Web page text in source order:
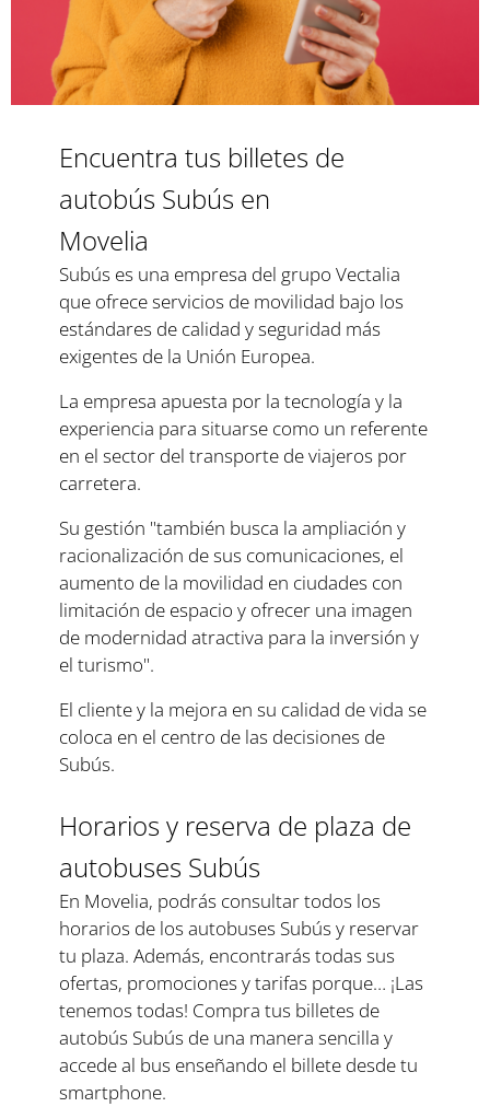
Encuentra tus billetes de
autobús Subús en
Movelia
Subús es una empresa del grupo Vectalia
que ofrece servicios de movilidad bajo los
estándares de calidad y seguridad más
exigentes de la Unión Europea.
La empresa apuesta por la tecnología y la
experiencia para situarse como un referente
en el sector del transporte de viajeros por
carretera.
Su gestión "también busca la ampliación y
racionalización de sus comunicaciones, el
aumento de la movilidad en ciudades con
limitación de espacio y ofrecer una imagen
de modernidad atractiva para la inversión y
el turismo".
El cliente y la mejora en su calidad de vida se
coloca en el centro de las decisiones de
Subús.
Horarios y reserva de plaza de
autobuses Subús
En Movelia, podrás consultar todos los
horarios de los autobuses Subús y reservar
tu plaza. Además, encontrarás todas sus
ofertas, promociones y tarifas porque… ¡Las
tenemos todas! Compra tus billetes de
autobús Subús de una manera sencilla y
accede al bus enseñando el billete desde tu
smartphone.